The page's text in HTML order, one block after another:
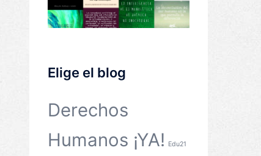
Elige el blog
Derechos
Humanos ¡YA!
Edu21